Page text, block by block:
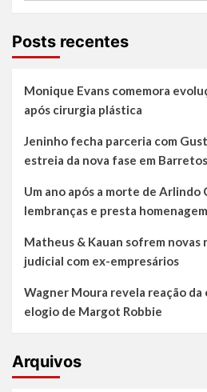
de
pessoas
em
dias
de
festa
Posts recentes
Monique Evans comemora
após cirurgia plástica
Jeninho fecha parceria com
estreia da nova fase em Barretos
Um ano após a morte de Arlindo
lembranças e presta
Matheus & Kauan sofrem
judicial com ex-empresários
Wagner Moura revela reação da
elogio de Margot Robbie
Arquivos